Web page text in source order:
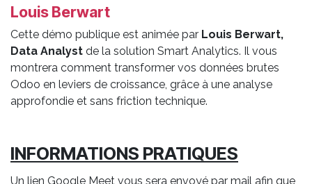
Louis Berwart
Cette démo publique est animée par Louis Berwart,
Data Analyst de la solution Smart Analytics. Il vous
montrera comment transformer vos données brutes
Odoo en leviers de croissance, grâce à une analyse
approfondie et sans friction technique.
INFORMATIONS PRATIQUES
Un lien Google Meet vous sera envoyé par mail afin que